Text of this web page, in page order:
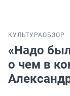
КУЛЬТУРАОБЗОР
«Надо
о чем в